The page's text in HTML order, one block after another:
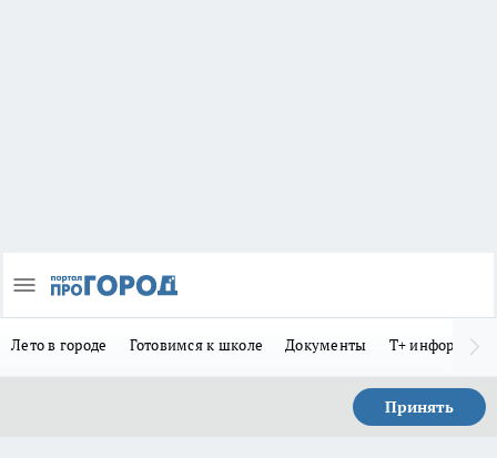
Лето в городе Готовимся к школе Документы Т+
Принять